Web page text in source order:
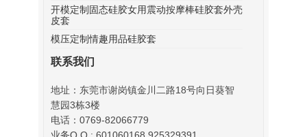
开模定制固态硅胶女用震动按摩棒硅胶套外壳
皮套
模压定制情趣用品硅胶套
联系我们
地址：东莞市谢岗镇金川二路18号向日葵智
慧园3栋3楼
电话：0769-82066779
业务Q Q : 601060168 925329391